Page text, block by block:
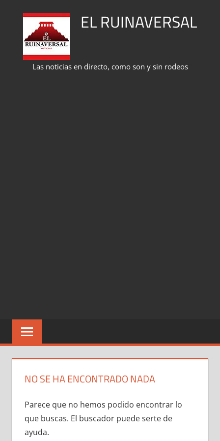
contenido
EL RUINAVERSAL
Las noticias en directo, como son y sin rodeos
NO SE HA ENCONTRADO NADA
Parece que no hemos podido encontrar lo
que buscas. El buscador puede serte de
ayuda.